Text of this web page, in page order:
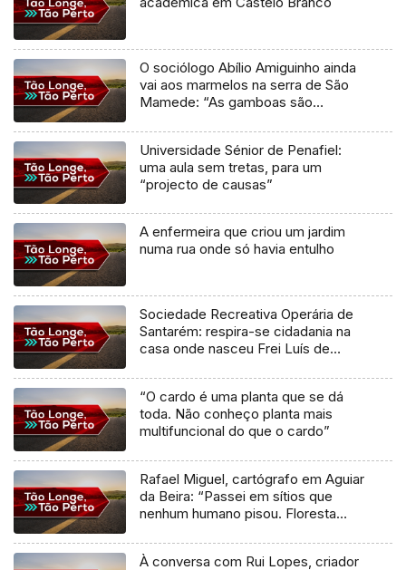
O sociólogo Abílio Amiguinho ainda
vai aos marmelos na serra de São
Mamede: “As gamboas são
Universidade Sénior de Penafiel:
uma aula sem tretas, para um
“projecto de causas”
A enfermeira que criou um jardim
numa rua onde só havia entulho
Sociedade Recreativa Operária de
Santarém: respira-se cidadania na
casa onde nasceu Frei Luís de
“O cardo é uma planta que se dá
toda. Não conheço planta mais
multifuncional do que o cardo”
Rafael Miguel, cartógrafo em Aguiar
da Beira: “Passei em sítios que
nenhum humano pisou. Floresta
À conversa com Rui Lopes, criador